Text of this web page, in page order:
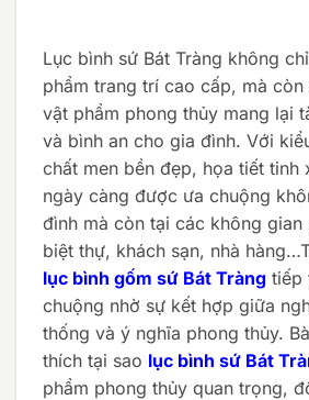
Lục bình sứ Bát Tràng không
phẩm trang trí cao cấp, mà
vật phẩm phong thủy mang lại
và bình an cho gia đình. Với
chất men bền đẹp, họa tiết tinh
ngày càng được ưa chuộng
đình mà còn tại các không gian
biệt thự, khách sạn, nhà
lục bình gốm sứ Bát Tràng tiếp
chuộng nhờ sự kết hợp giữa
thống và ý nghĩa phong thủy.
thích tại sao lục bình sứ Bát
phẩm phong thủy quan trọng,